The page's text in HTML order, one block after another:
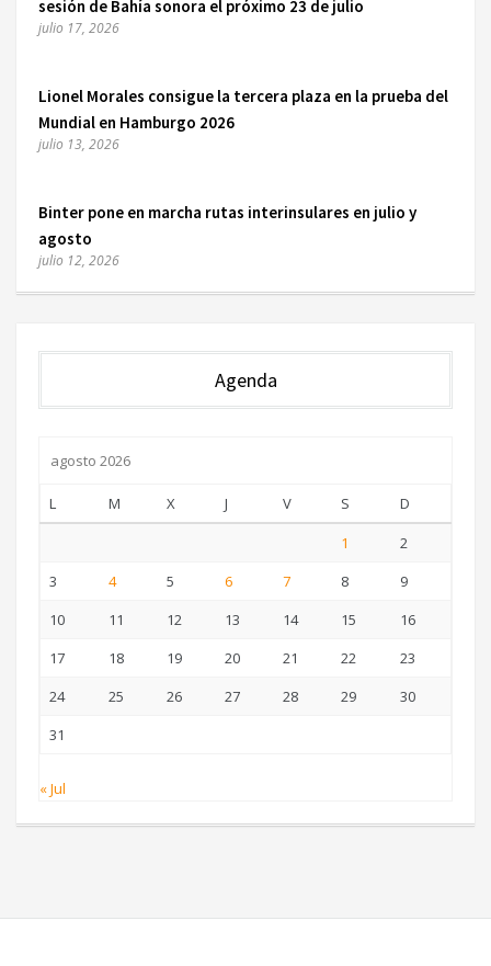
sesión de Bahía sonora el próximo 23 de julio
julio 17, 2026
Lionel Morales consigue la tercera plaza en la prueba del
Mundial en Hamburgo 2026
julio 13, 2026
Binter pone en marcha rutas interinsulares en julio y
agosto
julio 12, 2026
Agenda
agosto 2026
L M X J V S
D
1
2
3
4 5 6 7 8
9
10
11 12 13 14 15
16
17
18 19 20 21 22
23
24
25 26 27 28 29
30
31
« Jul